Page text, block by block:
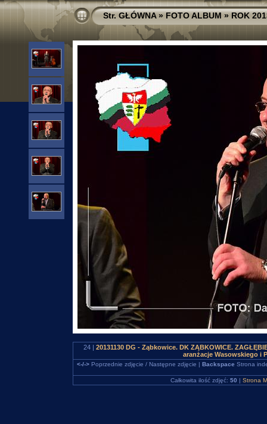
Str. GŁÓWNA»FOTO ALBUM»ROK
24 | 20131130 DG - Ząbkowice. DK ZĄBKOWICE.
aranżacje Wasowskiego i
<-/->Poprzednie zdjęcie / Następne zdjęcie | Backspace Strona
Całkowita ilość zdjęć: 50 | Strona